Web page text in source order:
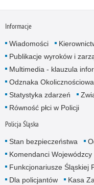
Informacje
Wiadomości
Publikacje wyroków i
Multimedia - klauzula
Odznaka Okolicznościowa
Statystyka zdarzeń
Równość płci w Policji
Policja Śląska
Stan bezpieczeństwa
Komendanci
Funkcjonariusze Śląskiej
Dla policjantów
Kasa